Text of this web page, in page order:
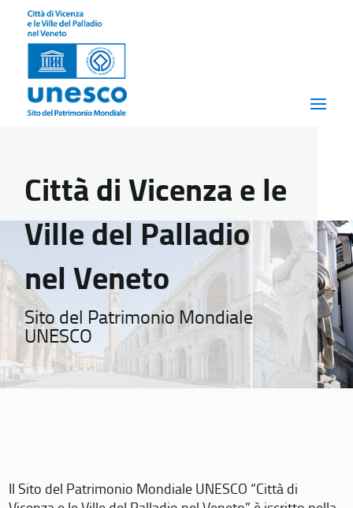
Città di Vicenza e le
Ville del Palladio
nel Veneto
Sito del Patrimonio Mondiale
UNESCO
Il Sito del Patrimonio Mondiale UNESCO “Città di